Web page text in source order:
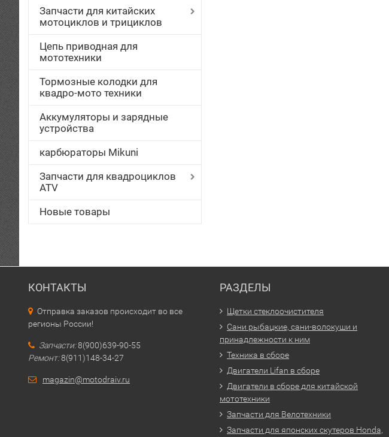
Запчасти для китайских
мотоциклов и трициклов
Цепь приводная для
мототехники
Тормозные колодки для
квадро-мото техники
Аккумуляторы и зарядные
устройства
карбюраторы Mikuni
Запчасти для квадроциклов
ATV
Новые товары
КОНТАКТЫ
Отправка заказов происходит во все
регионы России!
Запчасти:8(900)639-90-55
Ремонт:8(911)148-34-27
magazin@motodraiv.ru
РАЗДЕЛЫ
Щетки стеклоочистителя
Сани рыбацкие, сани-волокуши и
принадлежности к ним
Техника в сборе
Двигатели Lifan в сборе
Двигатели в сборе для китайской
мототехники
Запчасти для Велотехники
Запчасти для японских скутеров Honda,